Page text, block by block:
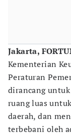
Jakarta,
Kementerian
Peraturan
dirancang
ruang luas
daerah, dan
terbebani oleh